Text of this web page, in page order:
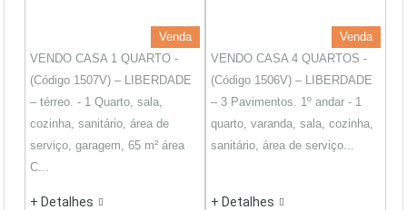
Venda
VENDO CASA 1 QUARTO -
(Código 1507V) – LIBERDADE
– térreo. - 1 Quarto, sala,
cozinha, sanitário, área de
serviço, garagem, 65 m² área
C...
+ Detalhes
Venda
VENDO CASA 4 QUARTOS -
(Código 1506V) – LIBERDADE
– 3 Pavimentos. 1º andar - 1
quarto, varanda, sala, cozinha,
sanitário, área de serviço...
+ Detalhes